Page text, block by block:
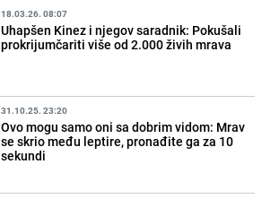
18.03.26. 08:07
Uhapšen Kinez i njegov saradnik: Pokušali
prokrijumčariti više od 2.000 živih mrava
31.10.25. 23:20
Ovo mogu samo oni sa dobrim vidom: Mrav
se skrio među leptire, pronađite ga za 10
sekundi